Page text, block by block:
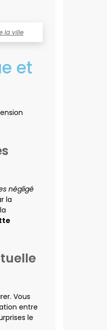
la ville
et
négligé
la
Vous
entre
le